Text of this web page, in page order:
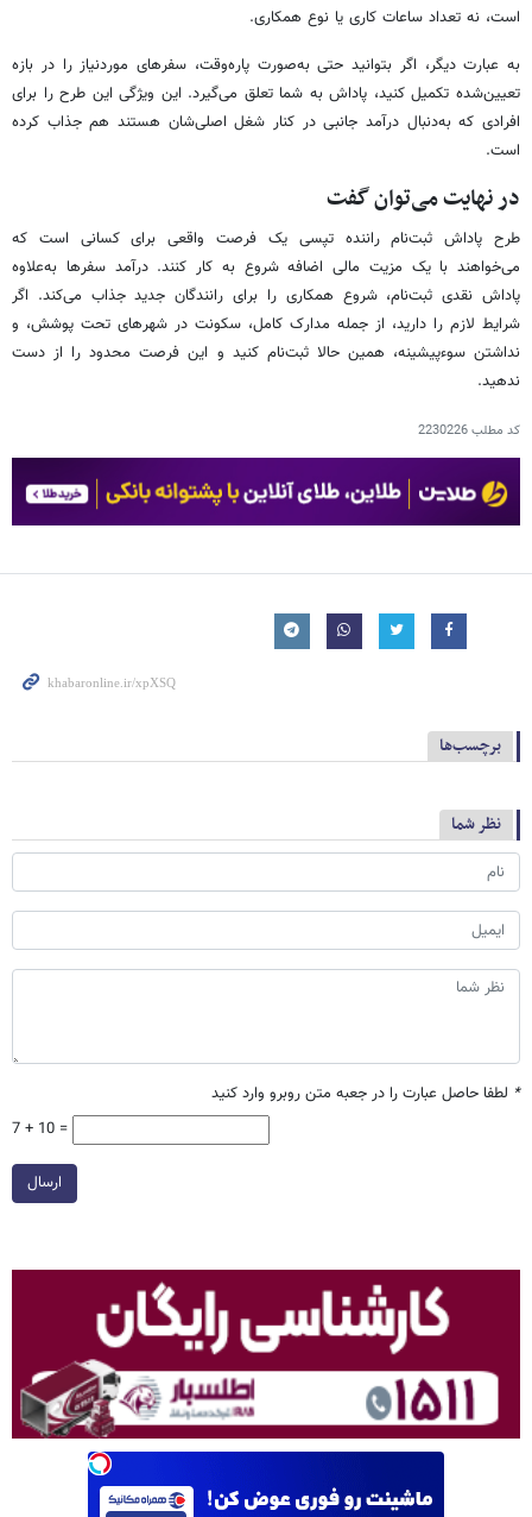
است، نه تعداد ساعات کاری یا نوع همکاری.
به عبارت دیگر، اگر بتوانید حتی به‌صورت پاره‌وقت، سفرهای موردنیاز را در بازه
تعیین‌شده تکمیل کنید، پاداش به شما تعلق می‌گیرد. این ویژگی این طرح را برای
افرادی که به‌دنبال درآمد جانبی در کنار شغل اصلی‌شان هستند هم جذاب کرده
است.
در نهایت می‌توان گفت
طرح پاداش ثبت‌نام راننده تپسی یک فرصت واقعی برای کسانی است که
می‌خواهند با یک مزیت مالی اضافه شروع به کار کنند. درآمد سفرها به‌علاوه
پاداش نقدی ثبت‌نام، شروع همکاری را برای رانندگان جدید جذاب‌ می‌کند. اگر
شرایط لازم را دارید، از جمله مدارک کامل، سکونت در شهرهای تحت پوشش، و
نداشتن سوءپیشینه، همین حالا ثبت‌نام کنید و این فرصت محدود را از دست
ندهید.
کد مطلب2230226
برچسب‌ها
نظر شما
* لطفا حاصل عبارت را در جعبه متن روبرو وارد کنید
7 + 10 =
ارسال